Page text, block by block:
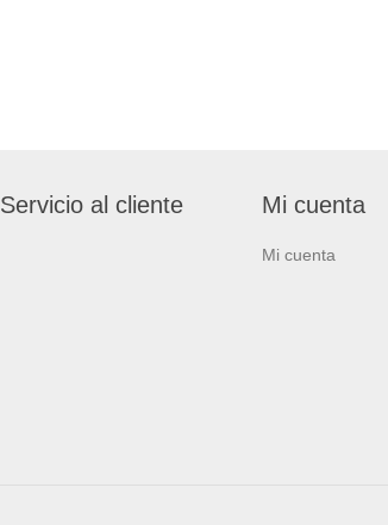
Servicio al cliente Mi cuenta
Mi cuenta